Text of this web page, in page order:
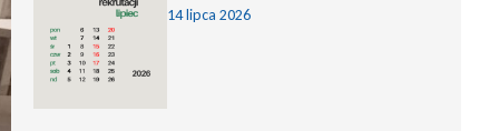
14 lipca 2026